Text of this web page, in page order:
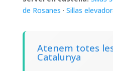
de Rosanes · Sillas
Atenem totes
Catalunya